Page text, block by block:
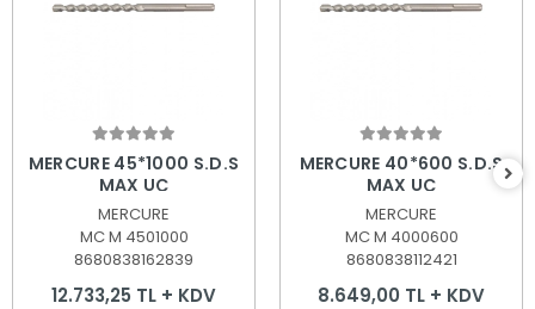
MERCURE 45*1000 S.D.S
MAX UÇ
MERCURE
MC M 4501000
8680838162839
12.733,25 TL + KDV
MERCURE 40*600 S.D.S
MAX UÇ
MERCURE
MC M 4000600
8680838112421
8.649,00 TL + KDV